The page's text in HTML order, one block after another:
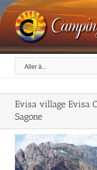
Skip
to
content
Aller à...
Evisa village Evisa
Sagone